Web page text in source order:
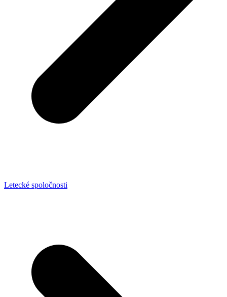
Letecké spoločnosti